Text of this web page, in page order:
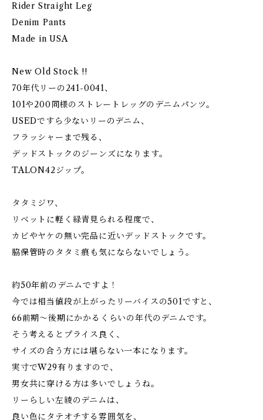
Rider Straight Leg
Denim Pants
Made in USA
New Old Stock !!
70年代リーの241-0041、
101や200同様のストレートレッグのデニムパンツ。
USEDですら少ないリーのデニム、
フラッシャーまで残る、
デッドストックのジーンズになります。
TALON42ジップ。
タタミジワ、
リベットに軽く緑青見られる程度で、
カビやヤケの無い完品に近いデッドストックです。
脇保管時のタタミ痕も気にならないでしょう。
約50年前のデニムですよ！
今では相当値段が上がったリーバイスの501ですと、
66前期〜後期にかかるくらいの年代のデニムです。
そう考えるとプライス良く、
サイズの合う方には堪らない一本になります。
実寸でW29有りますので、
男女共に穿ける方は多いでしょうね。
リーらしい左綾のデニムは、
良い色にタテオチする雰囲気を、